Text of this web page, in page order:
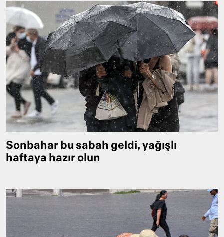
Sonbahar bu sabah geldi, yağışlı
haftaya hazır olun